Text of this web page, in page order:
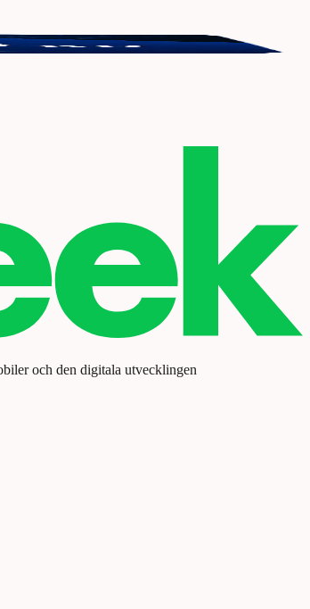
och den digitala utvecklingen